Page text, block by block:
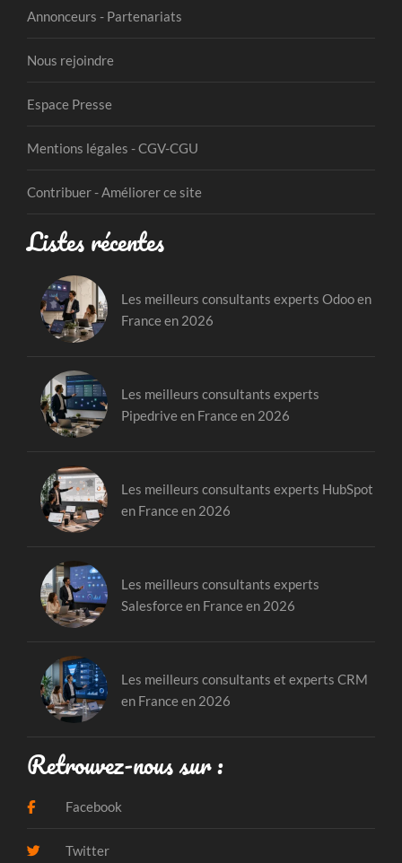
Annonceurs - Partenariats
Nous rejoindre
Espace Presse
Mentions légales - CGV-CGU
Contribuer - Améliorer ce site
Listes récentes
Les meilleurs consultants experts Odoo en
France en 2026
Les meilleurs consultants experts
Pipedrive en France en 2026
Les meilleurs consultants experts HubSpot
en France en 2026
Les meilleurs consultants experts
Salesforce en France en 2026
Les meilleurs consultants et experts CRM
en France en 2026
Retrouvez-nous sur :
Facebook
Twitter